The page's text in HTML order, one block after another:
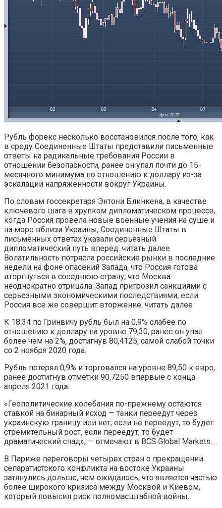
Рубль форекс несколько восстановился после того, как
в среду Соединенные Штаты представили письменные
ответы на радикальные требования России в
отношении безопасности, ранее он упал почти до 15-
месячного минимума по отношению к доллару из-за
эскалации напряженности вокруг Украины.
По словам госсекретаря Энтони Блинкена, в качестве
ключевого шага в хрупком дипломатическом процессе,
когда Россия провела новые военные учения на суше и
на море вблизи Украины, Соединенные Штаты в
письменных ответах указали серьезный
дипломатический путь вперед. читать далее
Волатильность потрясла российские рынки в последние
недели на фоне опасений Запада, что Россия готова
вторгнуться в соседнюю страну, что Москва
неоднократно отрицала. Запад пригрозил санкциями с
серьезными экономическими последствиями, если
Россия все же совершит вторжение. читать далее
К 18:34 по Гринвичу рубль был на 0,9% слабее по
отношению к доллару на уровне 79,30, ранее он упал
более чем на 2%, достигнув 80,4125, самой слабой точки
со 2 ноября 2020 года.
Рубль потерял 0,9% и торговался на уровне 89,50 к евро,
ранее достигнув отметки 90,7250 впервые с конца
апреля 2021 года.
«Геополитические колебания по-прежнему остаются
ставкой на бинарный исход — танки переедут через
украинскую границу или нет; если не переедут, то будет
стремительный рост, если переедут, то будет
драматический спад», — отмечают в BCS Global Markets. .
В Париже переговоры четырех стран о прекращении
сепаратистского конфликта на востоке Украины
затянулись дольше, чем ожидалось, что является частью
более широкого кризиса между Москвой и Киевом,
который повысил риск полномасштабной войны.